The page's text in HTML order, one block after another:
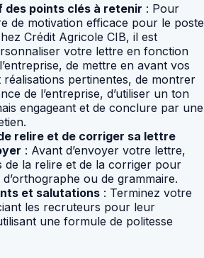
des points clés à retenir : Pour
de motivation efficace pour le poste
Crédit Agricole CIB, il est
votre lettre en fonction
de mettre en avant vos
réalisations pertinentes, de montrer
de l’entreprise, d’utiliser un ton
engageant et de conclure par une
relire et de corriger sa lettre
: Avant d’envoyer votre lettre,
de la relire et de la corriger pour
ou de grammaire.
et salutations : Terminez votre
les recruteurs pour leur
une formule de politesse